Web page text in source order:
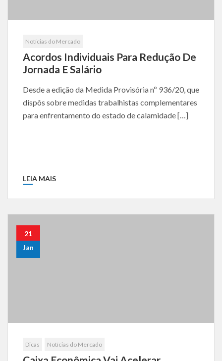
Notícias do Mercado
Acordos Individuais Para Redução De
Jornada E Salário
Desde a edição da Medida Provisória nº 936/20, que
dispôs sobre medidas trabalhistas complementares
para enfrentamento do estado de calamidade […]
LEIA MAIS
21
Jan
Dicas Notícias do Mercado